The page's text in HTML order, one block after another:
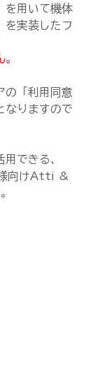
を用いて機体
を実装したフ
の「利用同意
なりますので
できる、
向けAtti &